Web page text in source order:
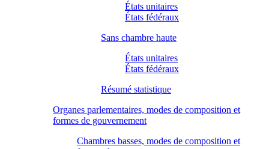
États unitaires
États fédéraux
Sans chambre haute
États unitaires
États fédéraux
Résumé statistique
Organes parlementaires, modes de composition et
formes de gouvernement
Chambres basses, modes de composition et